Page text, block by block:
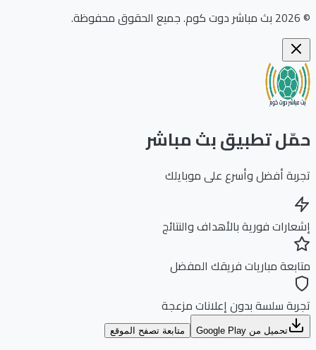
بث مباشر دوت كوم.جميع الحقوق محفوظة.
تطبيق بث مباشر
أفضل وأسرع على موبايلك
فورية بالأهداف والنتائج
مباريات فريقك المفضل
سلسة بدون إعلانات مزعجة
تحميل من Google Play متابعة تصفح الموقع